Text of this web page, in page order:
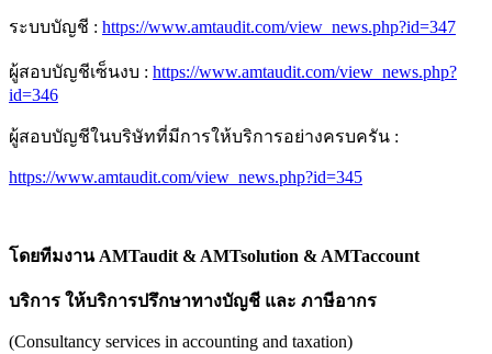
ระบบบัญชี : https://www.amtaudit.com/view_news.php?id=347
ผู้สอบบัญชีเซ็นงบ : https://www.amtaudit.com/view_news.php?
id=346
ผู้สอบบัญชีในบริษัทที่มีการให้บริการอย่างครบครัน :
https://www.amtaudit.com/view_news.php?id=345
โดยทีมงาน AMTaudit & AMTsolution & AMTaccount
บริการ ให้บริการปรึกษาทางบัญชี และ ภาษีอากร
(Consultancy services in accounting and taxation)